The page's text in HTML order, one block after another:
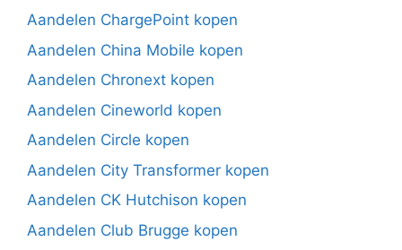
Aandelen ChargePoint kopen
Aandelen China Mobile kopen
Aandelen Chronext kopen
Aandelen Cineworld kopen
Aandelen Circle kopen
Aandelen City Transformer kopen
Aandelen CK Hutchison kopen
Aandelen Club Brugge kopen